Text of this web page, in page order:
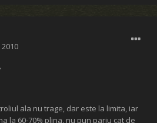
ala nu trage, dar este la limita, iar
la 60-70% plina, nu pun pariu cat de